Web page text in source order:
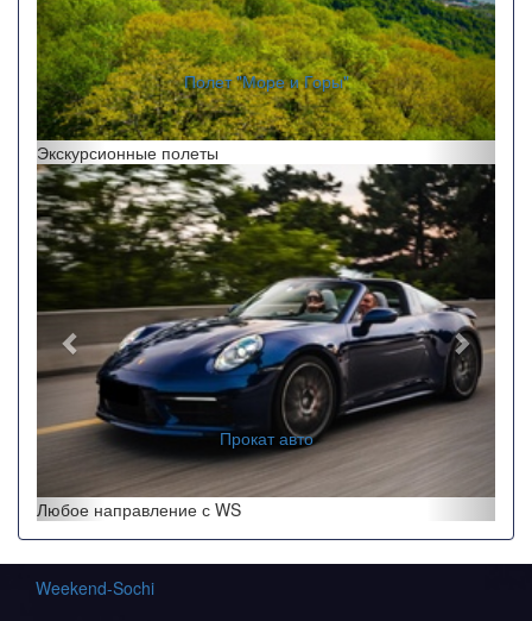
Полет "Море и Горы"
Экскурсионные полеты
Прокат авто
Назад
Любое направление с WS
Weekend-Sochi